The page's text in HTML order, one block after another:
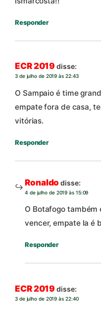
Responder
ECR 2019 disse:
3 de julho de 2019 às 22:43
O Sampaio é time
empate fora de casa,
vitórias.
Responder
Ronaldo disse:
4 de julho de 2019 às 15:09
O Botafogo também
vencer, empate la é
Responder
ECR 2019 disse:
3 de julho de 2019 às 22:40